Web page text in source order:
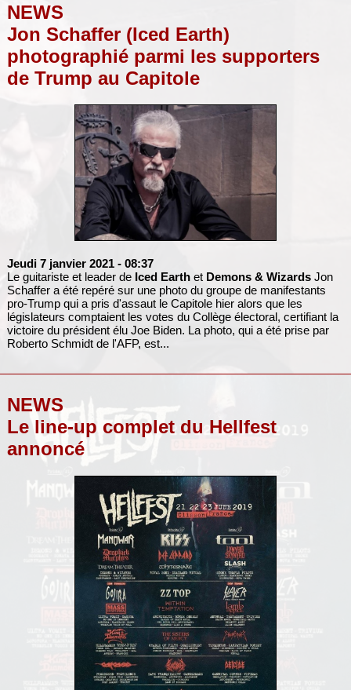
NEWS
Jon Schaffer (Iced Earth)
photographié parmi les supporters
de Trump au Capitole
Jeudi 7 janvier 2021 - 08:37
Le guitariste et leader de Iced Earthet Demons & WizardsJon
Schaffer a été repéré sur une photo du groupe de manifestants
pro-Trump qui a pris d'assaut le Capitole hier alors que les
législateurs comptaient les votes du Collège électoral, certifiant la
victoire du président élu Joe Biden. La photo, qui a été prise par
Roberto Schmidt de l'AFP, est...
NEWS
Le line-up complet du Hellfest
annoncé